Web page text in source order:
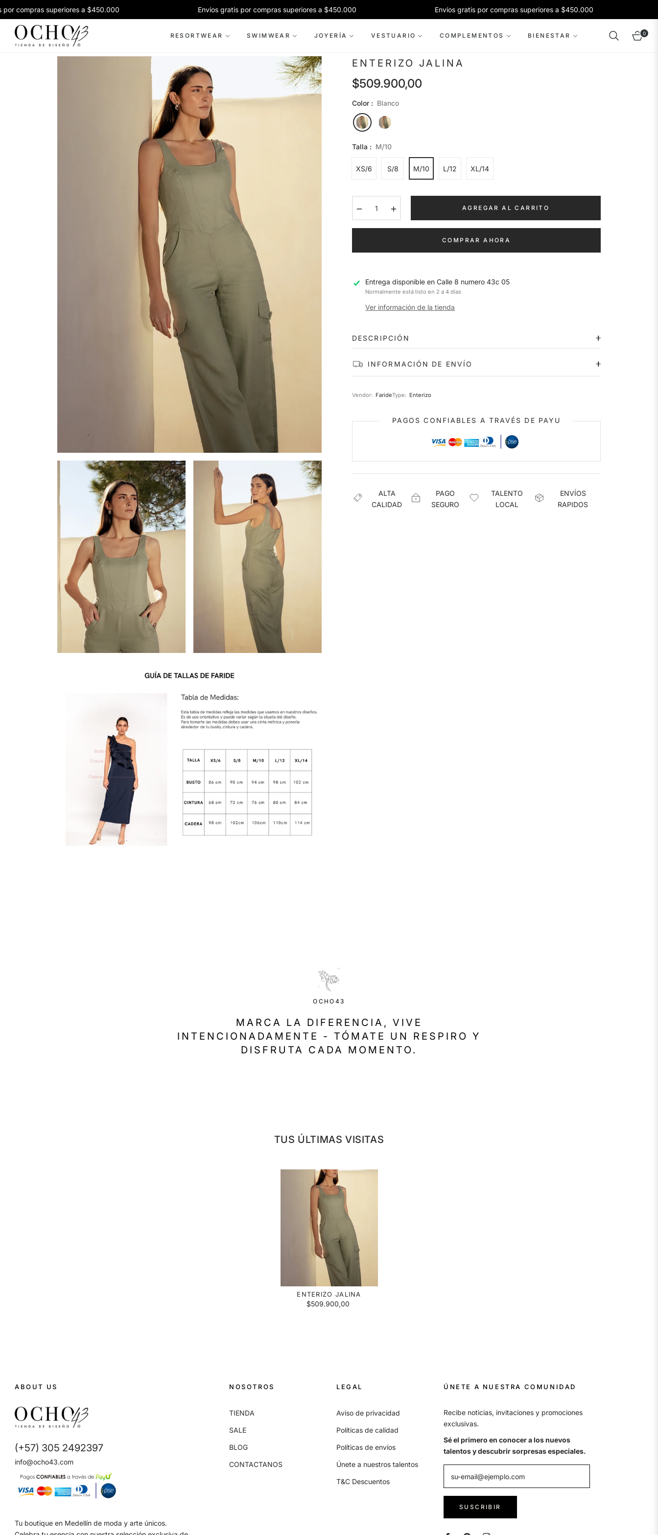
superiores a $450.000 Envíos gratis por compras superiores a $450.000 Envíos gratis por compras superiores a $450.000
RESORTWEAR SWIMWEAR JOYERÍA VESTUARIO COMPLEMENTOS BIENESTAR Carrito
0
ENTERIZO JALINA
Precio
habitual
$509.900,00
Color : Blanco
Talla : M/10
XS/6 S/8 M/10 L/12 XL/14
AGREGAR AL CARRITO
COMPRAR AHORA
Entrega disponible enCalle 8 numero 43c 05
Normalmente está listo en 2 a 4 días
Ver información de la tienda
DESCRIPCIÓN
INFORMACIÓN DE ENVÍO
Vendor: FarideType: Enterizo
PAGOS CONFIABLES A TRAVÉS DE PAYU
ALTA
CALIDAD
PAGO
SEGURO
TALENTO
LOCAL
ENVÍOS
RAPIDOS
OCHO43
MARCA LA DIFERENCIA, VIVE
INTENCIONADAMENTE - TÓMATE UN RESPIRO Y
DISFRUTA CADA MOMENTO.
TUS ÚLTIMAS VISITAS
ENTERIZO JALINA
$509.900,00
ABOUT US
(+57) 305 2492397
info@ocho43.com
Tu boutique en Medellín de moda y arte únicos.
NOSOTROS
TIENDA
SALE
BLOG
CONTACTANOS
LEGAL
Aviso de privacidad
Políticas de calidad
Políticas de envíos
Únete a nuestros talentos
T&C Descuentos
ÚNETE A NUESTRA COMUNIDAD
Recibe noticias, invitaciones y promociones
exclusivas.
Sé el primero en conocer a los nuevos
talentos y descubrir sorpresas especiales.
su-email@ejemplo.com
SUSCRIBIR